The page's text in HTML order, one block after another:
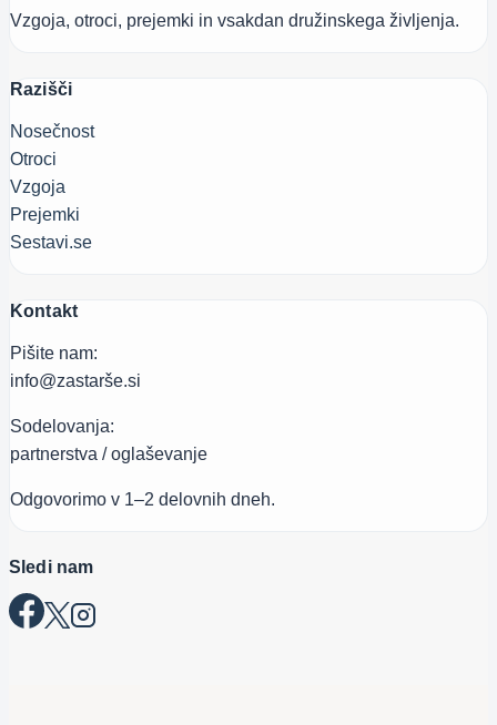
Vzgoja, otroci, prejemki in vsakdan družinskega življenja.
Razišči
Nosečnost
Otroci
Vzgoja
Prejemki
Sestavi.se
Kontakt
Pišite nam:
info@zastarše.si
Sodelovanja:
partnerstva / oglaševanje
Odgovorimo v 1–2 delovnih dneh.
Sledi nam